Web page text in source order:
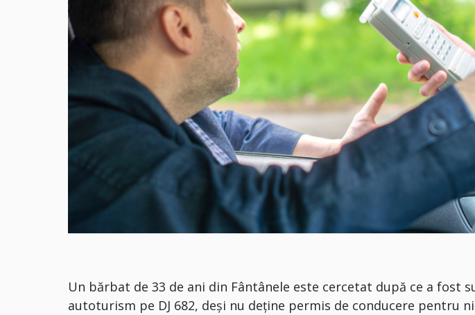
Un bărbat de 33 de ani din Fântânele este cercetat după ce a fost
autoturism pe DJ 682, deși nu deține permis de conducere pentru